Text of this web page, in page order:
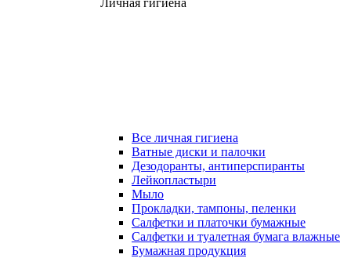
Личная гигиена
Все личная гигиена
Ватные диски и палочки
Дезодоранты, антиперспиранты
Лейкопластыри
Мыло
Прокладки, тампоны, пеленки
Салфетки и платочки бумажные
Салфетки и туалетная бумага влажные
Бумажная продукция